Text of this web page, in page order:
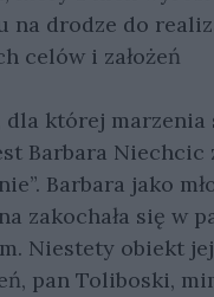
na drodze do
celów i założeń
dla której marzenia
Barbara Niechcic
Barbara jako
zakochała się w
Niestety obiekt jej
pan Toliboski,